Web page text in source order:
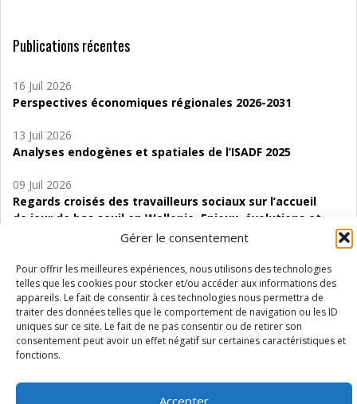
Gérer le consentement
Pour offrir les meilleures expériences, nous utilisons des technologies
telles que les cookies pour stocker et/ou accéder aux informations des
appareils. Le fait de consentir à ces technologies nous permettra de
traiter des données telles que le comportement de navigation ou les ID
uniques sur ce site. Le fait de ne pas consentir ou de retirer son
consentement peut avoir un effet négatif sur certaines caractéristiques et
fonctions.
Accepter
Publications récentes
16 Juil 2026
Perspectives économiques régionales 2026-2031
13 Juil 2026
Analyses endogènes et spatiales de l’ISADF 2025
09 Juil 2026
Regards croisés des travailleurs sociaux sur l’accueil
de jour de bas seuil en Wallonie. Enjeux, évolutions et
06 Juil 2026
Étude d’évaluabilité des Structures
d’accompagnement à l’autocréation d’emploi (SAACE)
01 Juil 2026
Pénurie du personnel infirmier :quels indicateurs
Wallonie ?